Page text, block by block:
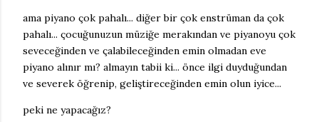
ama piyano çok pahalı... diğer bir çok enstrüman da çok
pahalı... çocuğunuzun müziğe merakından ve piyanoyu çok
seveceğinden ve çalabileceğinden emin olmadan eve
piyano alınır mı? almayın tabii ki... önce ilgi duyduğundan
ve severek öğrenip, geliştireceğinden emin olun iyice...
peki ne yapacağız?